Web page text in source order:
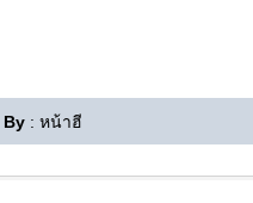
By : หน้าฮี